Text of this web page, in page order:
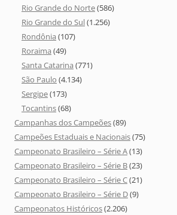
Rio Grande do Norte(586)
Rio Grande do Sul(1.256)
Rondônia (107)
Roraima (49)
Santa Catarina (771)
São Paulo (4.134)
Sergipe(173)
Tocantins(68)
Campanhas dos Campeões(89)
Campeões Estaduais e Nacionais(75)
Campeonato Brasileiro – Série A(13)
Campeonato Brasileiro – Série B(23)
Campeonato Brasileiro – Série C(21)
Campeonato Brasileiro – Série D(9)
Campeonatos Históricos(2.206)